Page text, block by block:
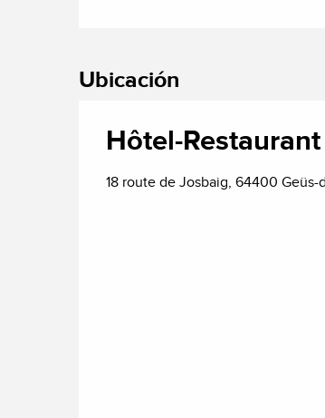
Ubicación
Hôtel-
18 route de Josbaig, 64400 Geüs-